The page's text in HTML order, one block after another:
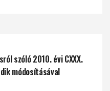
szóló 2010. évi CXXX.
módosításával